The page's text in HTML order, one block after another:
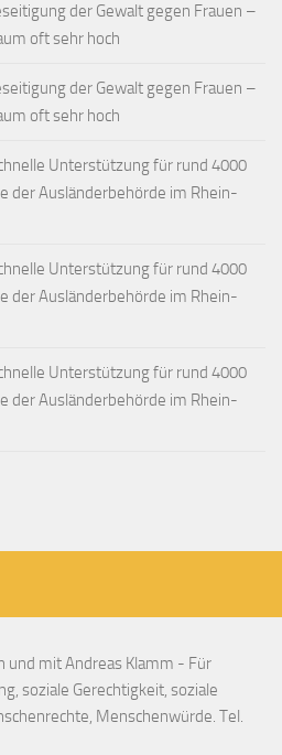
der Gewalt gegen Frauen –
oft sehr hoch
der Gewalt gegen Frauen –
oft sehr hoch
Unterstützung für rund 4000
der Ausländerbehörde im Rhein-
Unterstützung für rund 4000
der Ausländerbehörde im Rhein-
Unterstützung für rund 4000
der Ausländerbehörde im Rhein-
und mit Andreas Klamm - Für
soziale Gerechtigkeit, soziale
Menschenwürde. Tel.